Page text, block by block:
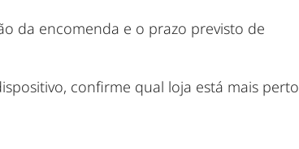
da encomenda e o prazo previsto de
confirme qual loja está mais perto